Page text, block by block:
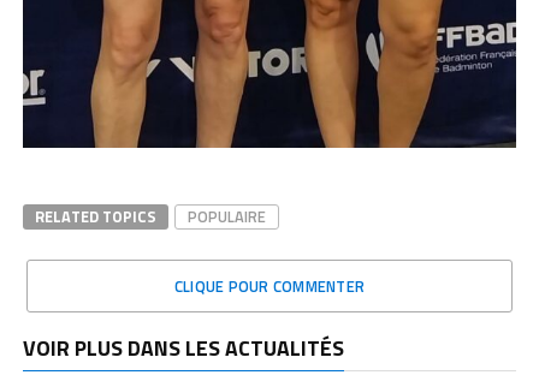
RELATED TOPICS POPULAIRE
CLIQUE POUR COMMENTER
VOIR PLUS DANS LES ACTUALITÉS